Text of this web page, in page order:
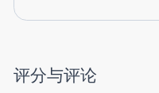
评分与评论